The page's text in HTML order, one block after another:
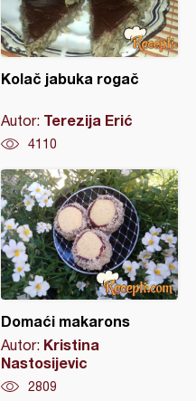
Kolač jabuka rogač
Autor: Terezija Erić
4110
Domaći makarons
Autor: Kristina
Nastosijevic
2809